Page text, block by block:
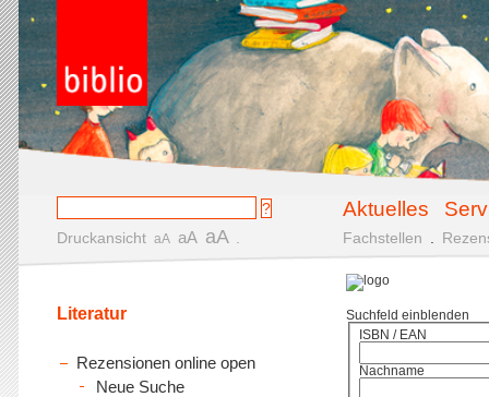
Aktuelles
Druckansicht aA aA aA Fachstellen
Suchfeld einblenden
ISBN / EAN
Nachname
Literatur
Rezensionen online open
Neue Suche